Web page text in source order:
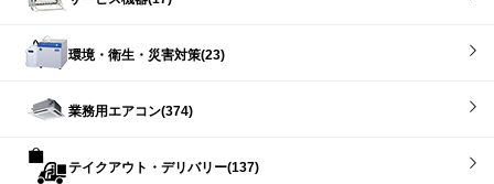
環境・衛生・災害対策(23)
業務用エアコン(374)
テイクアウト・デリバリー(137)